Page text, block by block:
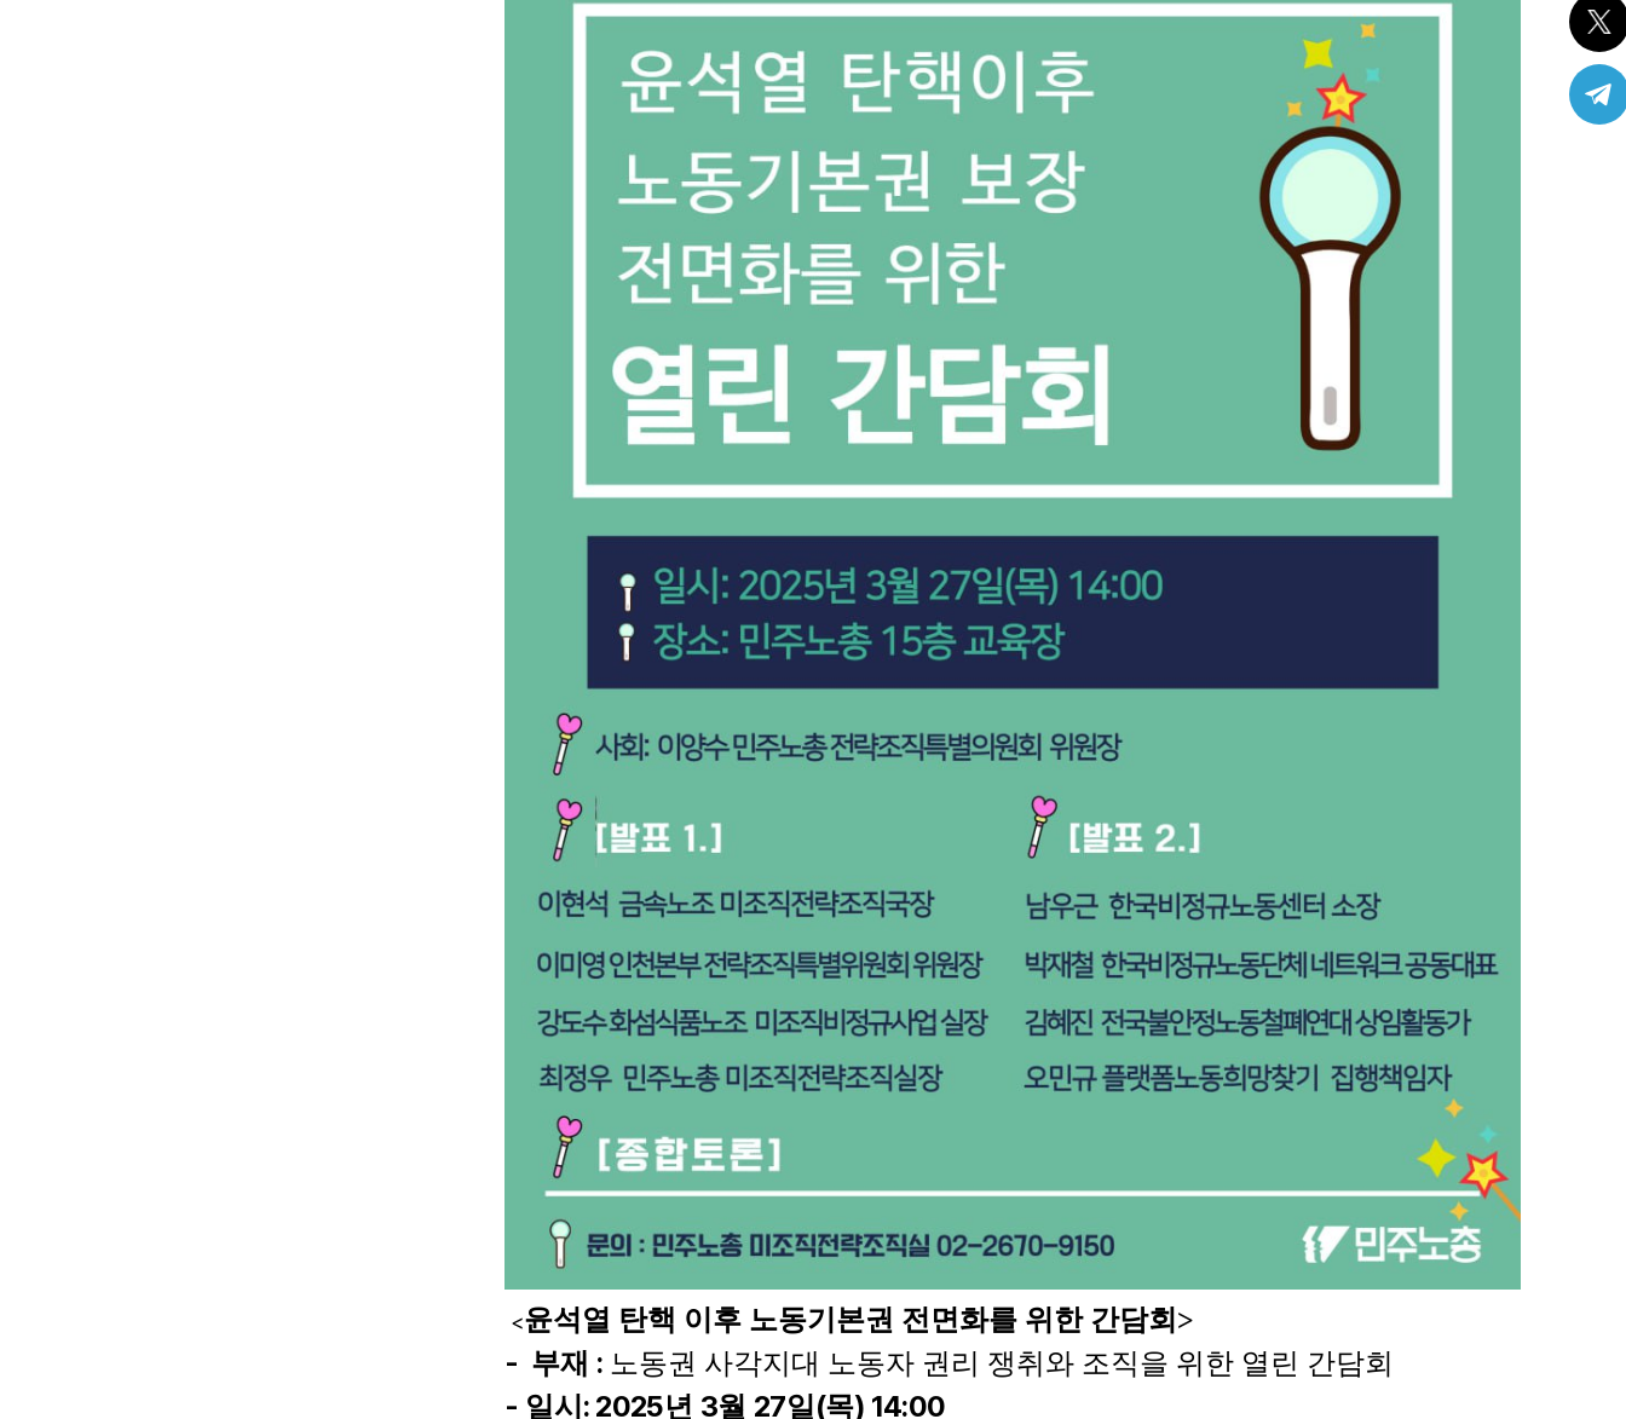
<윤석열 탄핵 이후 노동기본권 전면화를 위한 간담회>
- 부재 : 노동권 사각지대 노동자 권리 쟁취와 조직을 위한 열린 간담회
- 일시 : 2025년 3월 27일 (목) 14:00